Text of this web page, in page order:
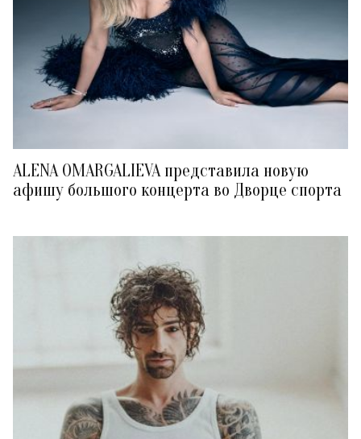
ALENA OMARGALIEVA представила новую
афишу большого концерта во Дворце спорта